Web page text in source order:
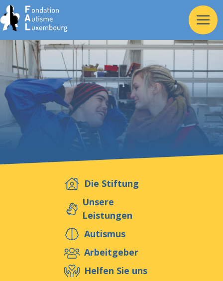
Home
Stiftung
Dienste
Arbeitgeber
Helfen Sie uns
Veranstaltungen Publikationen
Die Stiftung
Unsere
Leistungen
Autismus
Arbeitgeber
Helfen Sie uns